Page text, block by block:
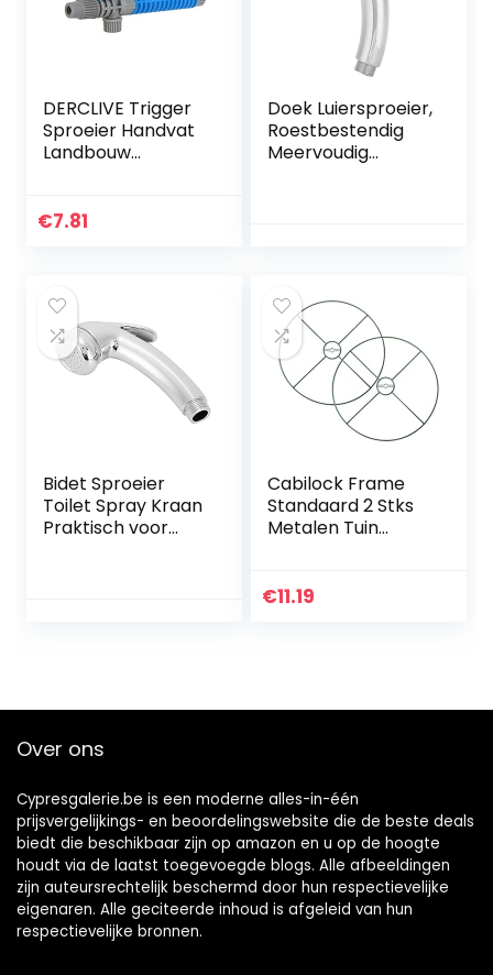
DERCLIVE Trigger
Sproeier Handvat
Landbouw
Tuin Onkruid
€7.81
Doek Luiersproeier,
Roestbestendig
Meervoudig
Bidet Sproeier
Toilet Spray Kraan
Praktisch voor
Cabilock Frame
Standaard 2 Stks
Metalen Tuin
Potplanten Trellis
Bloemen
€11.19
Over ons
Cypresgalerie.be is een moderne alles-in-één
prijsvergelijkings- en beoordelingswebsite die de beste deals
biedt die beschikbaar zijn op amazon en u op de hoogte
houdt via de laatst toegevoegde blogs. Alle afbeeldingen
zijn auteursrechtelijk beschermd door hun respectievelijke
eigenaren. Alle geciteerde inhoud is afgeleid van hun
respectievelijke bronnen.